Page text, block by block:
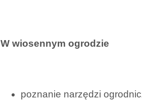
W wiosennym ogrodzie
poznanie narzędzi